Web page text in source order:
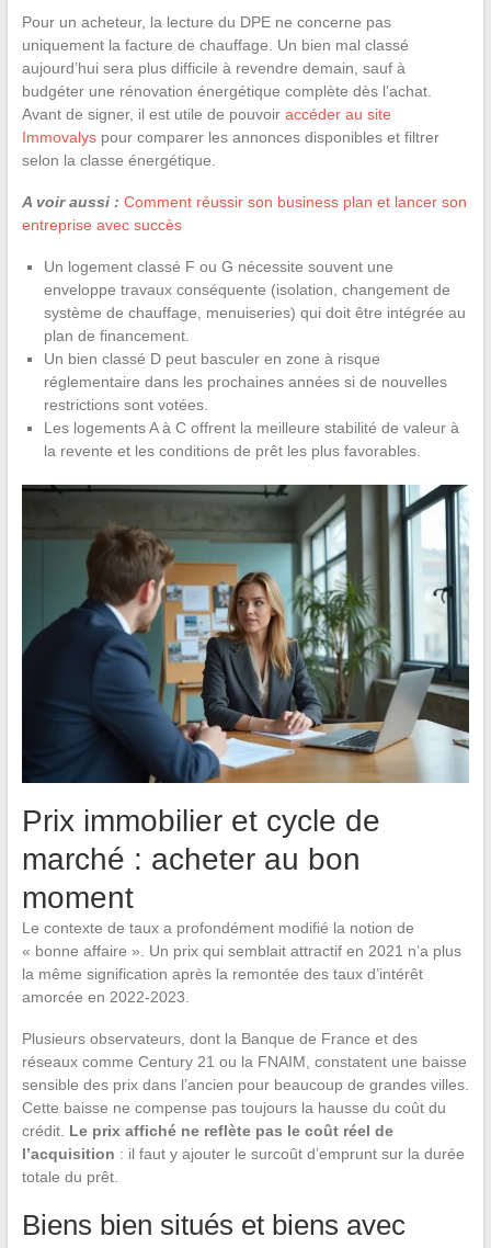
Pour un acheteur, la lecture du DPE ne concerne pas
uniquement la facture de chauffage. Un bien mal classé
aujourd’hui sera plus difficile à revendre demain, sauf à
budgéter une rénovation énergétique complète dès l’achat.
Avant de signer, il est utile de pouvoir accéder au site
Immovalyspour comparer les annonces disponibles et filtrer
selon la classe énergétique.
A voir aussi : Comment réussir son business plan et lancer son
entreprise avec succès
Un logement classé F ou G nécessite souvent une
enveloppe travaux conséquente (isolation, changement de
système de chauffage, menuiseries) qui doit être intégrée au
plan de financement.
Un bien classé D peut basculer en zone à risque
réglementaire dans les prochaines années si de nouvelles
restrictions sont votées.
Les logements A à C offrent la meilleure stabilité de valeur à
la revente et les conditions de prêt les plus favorables.
Prix immobilier et cycle de
marché : acheter au bon
moment
Le contexte de taux a profondément modifié la notion de
« bonne affaire ». Un prix qui semblait attractif en 2021 n’a plus
la même signification après la remontée des taux d’intérêt
amorcée en 2022-2023.
Plusieurs observateurs, dont la Banque de France et des
réseaux comme Century 21 ou la FNAIM, constatent une baisse
sensible des prix dans l’ancien pour beaucoup de grandes villes.
Cette baisse ne compense pas toujours la hausse du coût du
crédit. Le prix affiché ne reflète pas le coût réel de
l’acquisition : il faut y ajouter le surcoût d’emprunt sur la durée
totale du prêt.
Biens bien situés et biens avec